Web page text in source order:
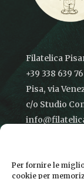
Per fornire le
cookie per
Filatelica
+39 338 639
Pisa, via
c/o Studio